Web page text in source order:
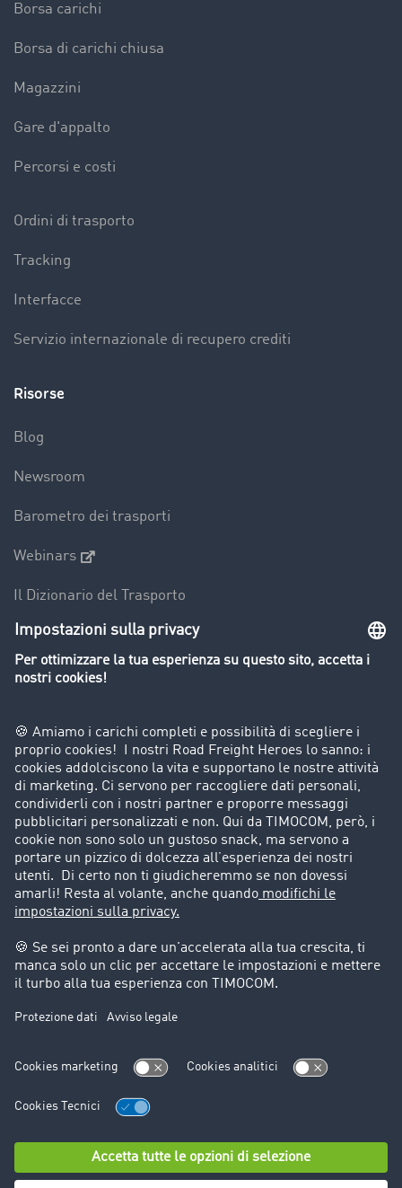
Borsa carichi
Borsa di carichi chiusa
Magazzini
Gare d'appalto
Percorsi e costi
Ordini di trasporto
Tracking
Interfacce
Servizio internazionale di recupero crediti
Risorse
Blog
Newsroom
Barometro dei trasporti
Webinars
Il Dizionario del Trasporto
Panoramica della borsa di carichi
Divieti di circolazione per mezzi pesanti
Azienda
Porta un nuovo cliente
Storie di successo
Informazioni legali
Note legali
Trattamento dei dati
Cookie-Einstellungen
Assistenza